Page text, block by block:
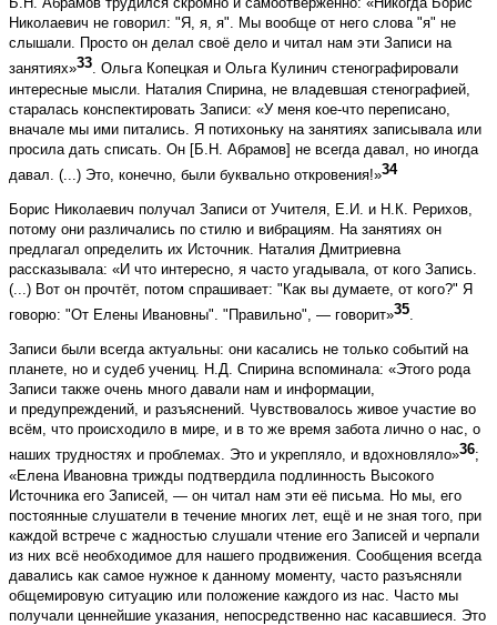
Николаевич не говорил: "Я, я, я". Мы вообще от него слова "я" не
слышали. Просто он делал своё дело и читал нам эти Записи на
занятиях»33. Ольга Копецкая и Ольга Кулинич стенографировали
интересные мысли. Наталия Спирина, не владевшая стенографией,
старалась конспектировать Записи: «У меня кое-что переписано,
вначале мы ими питались. Я потихоньку на занятиях записывала или
просила дать списать. Он [Б.Н. Абрамов] не всегда давал, но иногда
давал. (...) Это, конечно, были буквально откровения!»34
Борис Николаевич получал Записи от Учителя, Е.И. и Н.К. Рерихов,
потому они различались по стилю и вибрациям. На занятиях он
предлагал определить их Источник. Наталия Дмитриевна
рассказывала: «И что интересно, я часто угадывала, от кого Запись.
(...) Вот он прочтёт, потом спрашивает: "Как вы думаете, от кого?" Я
говорю: "От Елены Ивановны". "Правильно", — говорит»35.
Записи были всегда актуальны: они касались не только событий на
планете, но и судеб учениц. Н.Д. Спирина вспоминала: «Этого рода
Записи также очень много давали нам и информации,
и предупреждений, и разъяснений. Чувствовалось живое участие во
всём, что происходило в мире, и в то же время забота лично о нас, о
наших трудностях и проблемах. Это и укрепляло, и вдохновляло»36;
«Елена Ивановна трижды подтвердила подлинность Высокого
Источника его Записей, — он читал нам эти её письма. Но мы, его
постоянные слушатели в течение многих лет, ещё и не зная того, при
каждой встрече с жадностью слушали чтение его Записей и черпали
из них всё необходимое для нашего продвижения. Сообщения всегда
давались как самое нужное к данному моменту, часто разъясняли
общемировую ситуацию или положение каждого из нас. Часто мы
получали ценнейшие указания, непосредственно нас касавшиеся. Это